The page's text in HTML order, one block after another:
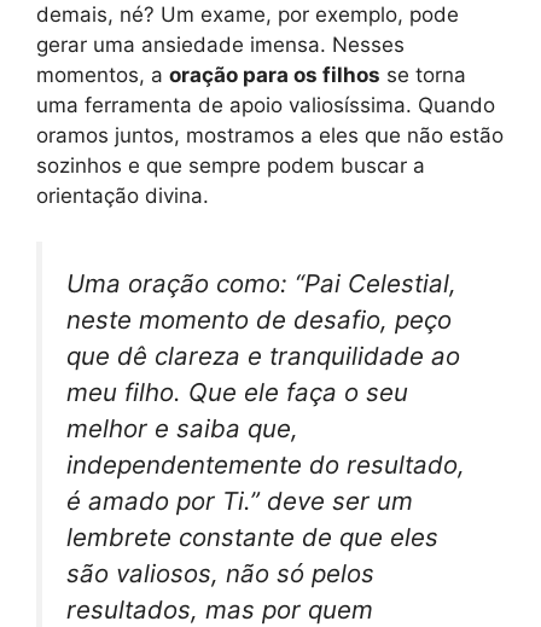
demais, né? Um exame, por exemplo, pode
gerar uma ansiedade imensa. Nesses
momentos, a oração para os filhos se torna
uma ferramenta de apoio valiosíssima. Quando
oramos juntos, mostramos a eles que não estão
sozinhos e que sempre podem buscar a
orientação divina.
Uma oração como: “Pai Celestial,
neste momento de desafio, peço
que dê clareza e tranquilidade ao
meu filho. Que ele faça o seu
melhor e saiba que,
independentemente do resultado,
é amado por Ti.” deve ser um
lembrete constante de que eles
são valiosos, não só pelos
resultados, mas por quem